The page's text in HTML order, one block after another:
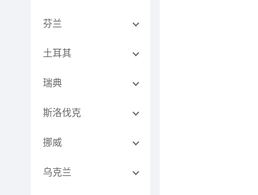
芬兰
土耳其
瑞典
斯洛伐克
挪威
乌克兰